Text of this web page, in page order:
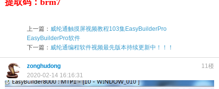
上一篇： 威纶通触摸屏视频教程103集EasyBuilderPro
EasyBuilderPro软件
下一篇： 威纶通编程软件视频最先版本持续更新中！！！
11楼
zonghudong
2020-02-14 16:16:31